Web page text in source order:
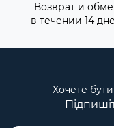
Возврат и
в течении 14
Хочете бути